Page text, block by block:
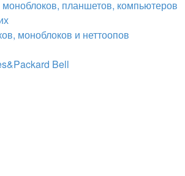
моноблоков, планшетов, компьютеров
моноблоков и неттоопов
Bell